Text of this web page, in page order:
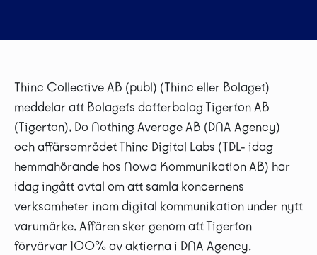
Thinc Collective AB (publ) (Thinc eller Bolaget)
meddelar att Bolagets dotterbolag Tigerton AB
(Tigerton), Do Nothing Average AB (DNA Agency)
och affärsområdet Thinc Digital Labs (TDL- idag
hemmahörande hos Nowa Kommunikation AB) har
idag ingått avtal om att samla koncernens
verksamheter inom digital kommunikation under nytt
varumärke. Affären sker genom att Tigerton
förvärvar 100% av aktierna i DNA Agency.